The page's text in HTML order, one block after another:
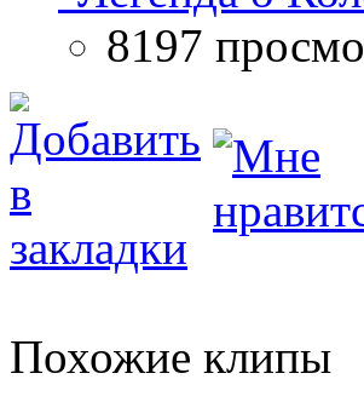
8197
Похожие клипы